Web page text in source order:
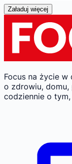
Załaduj więcej
Focus na życie
o zdrowiu,
codziennie o